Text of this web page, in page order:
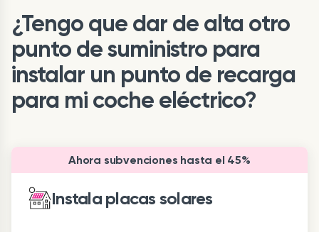
¿Tengo que dar de alta otro
punto de suministro para
instalar un punto de recarga
para mi coche eléctrico?
Ahora subvenciones hasta el 45%
Instala placas solares